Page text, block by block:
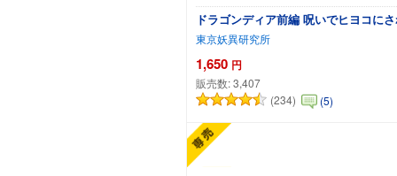
ドラゴンディア前編 呪いでヒヨコに
東京妖異研究所
1,650 円
販売数:3,407
(234)
(5)